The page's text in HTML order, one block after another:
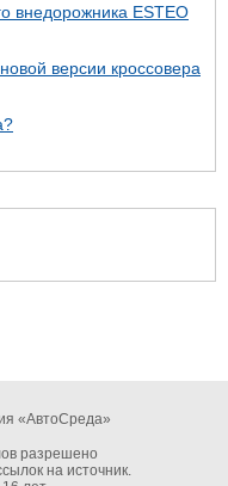
внедорожника ESTEO
версии кроссовера
«АвтоСреда»
разрешено
на источник.